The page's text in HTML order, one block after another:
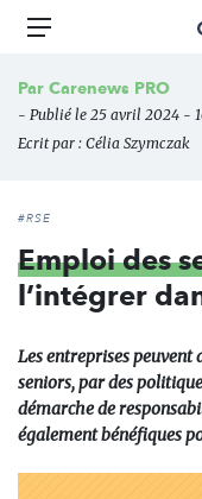
Aller
principal
Menu
Par Carenews PRO
- Publié le 25 avril 2024 -
Ecrit par : Célia Szymczak
#RSE
Emploi des
l’intégrer
Les entreprises peuvent
seniors, par des
démarche de
également bénéfiques